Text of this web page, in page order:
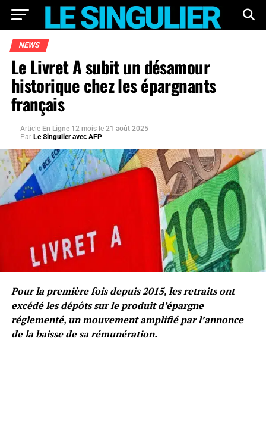
NEWS
Le Livret A subit un désamour
historique chez les épargnants
français
Article En Ligne 12 mois le 21 août 2025
Par Le Singulier avec AFP
Pour la première fois depuis 2015, les retraits ont
excédé les dépôts sur le produit d’épargne
réglementé, un mouvement amplifié par l’annonce
de la baisse de sa rémunération.